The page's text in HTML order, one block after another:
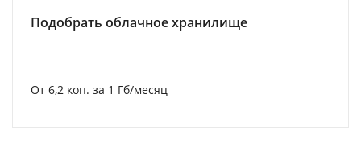
Подобрать облачное хранилище
От 6,2 коп. за 1 Гб/месяц